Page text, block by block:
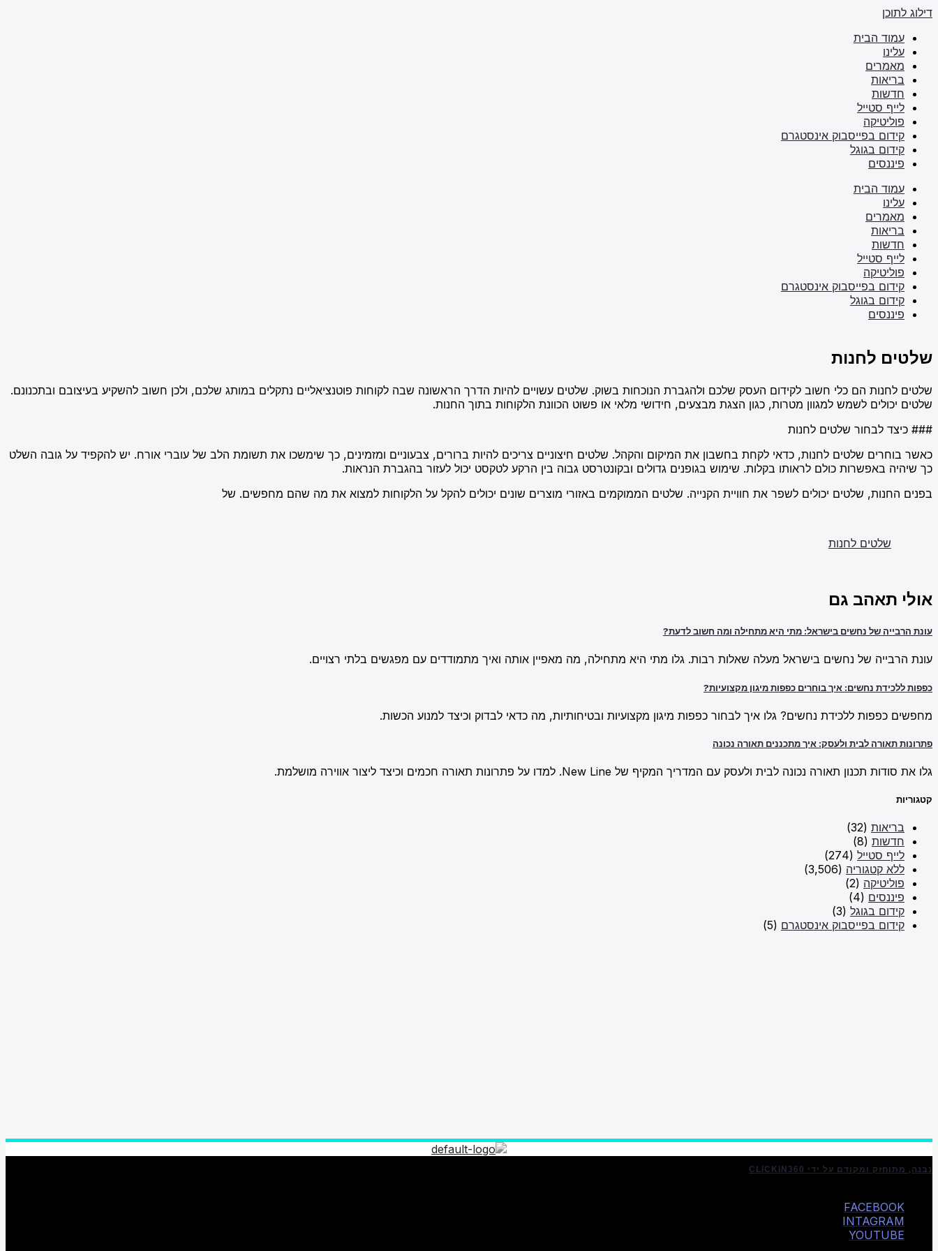
דילוג לתוכן
עמוד הבית
עלינו
מאמרים
בריאות
חדשות
לייף סטייל
פוליטיקה
קידום בפייסבוק אינסטגרם
קידום בגוגל
פיננסים
עמוד הבית
עלינו
מאמרים
בריאות
חדשות
לייף סטייל
פוליטיקה
קידום בפייסבוק אינסטגרם
קידום בגוגל
פיננסים
שלטים לחנות
שלטים לחנות הם כלי חשוב לקידום העסק שלכם ולהגברת הנוכחות בשוק. שלטים עשויים להיות הדרך הראשונה שבה לקוחות פוטנציאליים נתקלים במותג שלכם, ולכן חשוב להשקיע בעיצובם ובתכנונם.
שלטים יכולים לשמש למגוון מטרות, כגון הצגת מבצעים, חידושי מלאי או פשוט הכוונת הלקוחות בתוך החנות.
### כיצד לבחור שלטים לחנות
כאשר בוחרים שלטים לחנות, כדאי לקחת בחשבון את המיקום והקהל. שלטים חיצוניים צריכים להיות ברורים, צבעוניים ומזמינים, כך שימשכו את תשומת הלב של עוברי אורח. יש להקפיד על גובה השלט
כך שיהיה באפשרות כולם לראותו בקלות. שימוש בגופנים גדולים ובקונטרסט גבוה בין הרקע לטקסט יכול לעזור בהגברת הנראות.
בפנים החנות, שלטים יכולים לשפר את חוויית הקנייה. שלטים הממוקמים באזורי מוצרים שונים יכולים להקל על הלקוחות למצוא את מה שהם מחפשים. של
שלטים לחנות
אולי תאהב גם
עונת הרבייה של נחשים בישראל: מתי היא מתחילה ומה חשוב לדעת?
עונת הרבייה של נחשים בישראל מעלה שאלות רבות. גלו מתי היא מתחילה, מה מאפיין אותה ואיך מתמודדים עם מפגשים בלתי רצויים.
כפפות ללכידת נחשים: איך בוחרים כפפות מיגון מקצועיות?
מחפשים כפפות ללכידת נחשים? גלו איך לבחור כפפות מיגון מקצועיות ובטיחותיות, מה כדאי לבדוק וכיצד למנוע הכשות.
פתרונות תאורה לבית ולעסק: איך מתכננים תאורה נכונה
גלו את סודות תכנון תאורה נכונה לבית ולעסק עם המדריך המקיף של New Line. למדו על פתרונות תאורה חכמים וכיצד ליצור אווירה מושלמת.
קטגוריות
בריאות (32)
חדשות (8)
לייף סטייל (274)
ללא קטגוריה (3,506)
פוליטיקה (2)
פיננסים (4)
קידום בגוגל (3)
קידום בפייסבוק אינסטגרם (5)
נבנה, מתוחזק ומקודם על ידי CLICKIN360
FACEBOOK
INTAGRAM
YOUTUBE